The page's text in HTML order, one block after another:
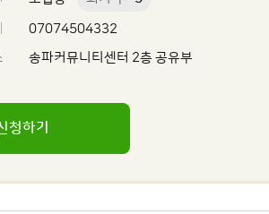
07074504332
송파커뮤니티센터 2층 공유부
청하기